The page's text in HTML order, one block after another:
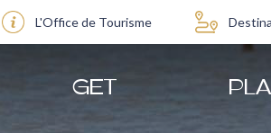
L'Office de Tourisme
GET